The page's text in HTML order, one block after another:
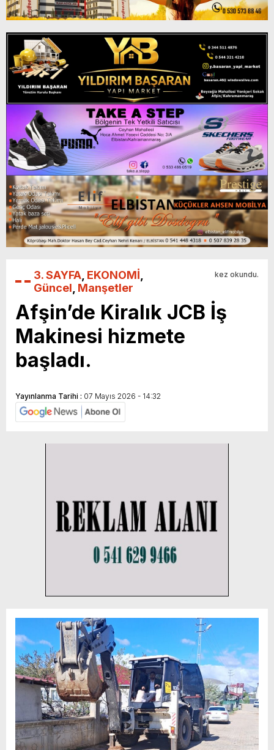
3. SAYFA EKONOMİ
Güncel Manşetler
kez okundu.
Afşin’de Kiralık JCB İş
Makinesi hizmete
başladı.
Yayınlanma Tarihi : 07 Mayıs 2026 - 14:32